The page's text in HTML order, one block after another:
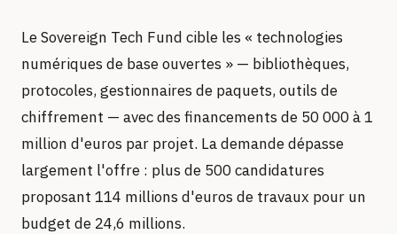
Le Sovereign Tech Fund cible les « technologies
numériques de base ouvertes » — bibliothèques,
protocoles, gestionnaires de paquets, outils de
chiffrement — avec des financements de 50 000 à 1
million d'euros par projet. La demande dépasse
largement l'offre : plus de 500 candidatures
proposant 114 millions d'euros de travaux pour un
budget de 24,6 millions.